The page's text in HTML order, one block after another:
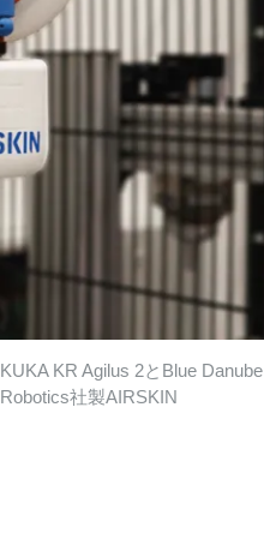
KUKA KR Agilus 2とBlue Danube
Robotics社製AIRSKIN